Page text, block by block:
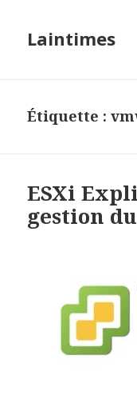
Laintimes
Étiquette :
ESXi
gestion